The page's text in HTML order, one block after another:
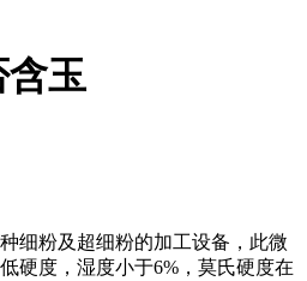
含玉
细粉及超细粉的加工设备，此微
硬度，湿度小于6%，莫氏硬度在